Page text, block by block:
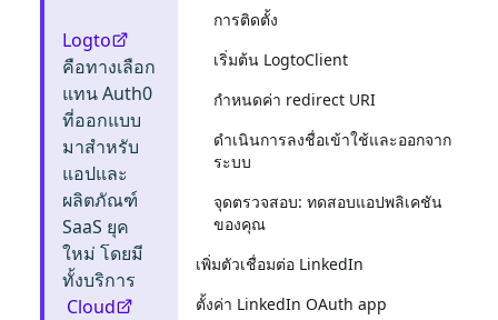
Logto
คือทางเลือก
แทน Auth0
ที่ออกแบบ
มาสำหรับ
แอปและ
ผลิตภัณฑ์
SaaS ยุค
ใหม่ โดยมี
ทั้งบริการ
Cloud
การติดตั้ง
เริ่มต้น LogtoClient
กำหนดค่า redirect URI
ดำเนินการลงชื่อเข้าใช้และออกจาก
ระบบ
จุดตรวจสอบ: ทดสอบแอปพลิเคชัน
ของคุณ
เพิ่มตัวเชื่อมต่อ LinkedIn
ตั้งค่า LinkedIn OAuth app